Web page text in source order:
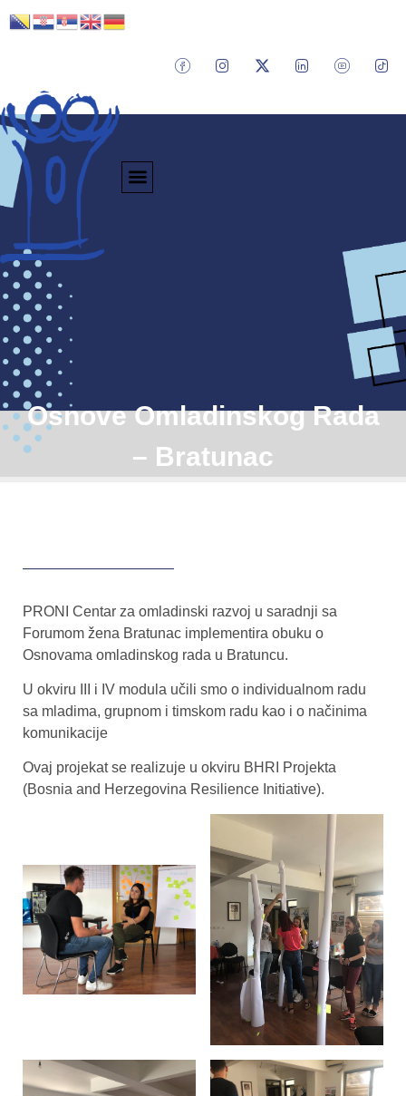
Osnove Omladinskog Rada
– Bratunac
PRONI Centar za omladinski razvoj u saradnji sa
Forumom žena Bratunac implementira obuku o
Osnovama omladinskog rada u Bratuncu.
U okviru III i IV modula učili smo o individualnom radu
sa mladima, grupnom i timskom radu kao i o načinima
komunikacije
Ovaj projekat se realizuje u okviru BHRI Projekta
(Bosnia and Herzegovina Resilience Initiative).